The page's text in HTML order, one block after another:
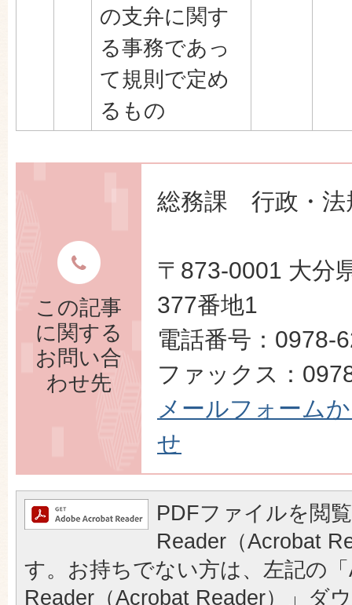
の支弁に関す
る事務であっ
て規則で定め
るもの
この記事
に関する
お問い合
わせ先
総務課 行政・法
〒873-0001 大分
377番地1
電話番号：0978-
ファックス：
メールフォーム
せ
PDFファイルを閲
Reader（Acrobat
す。お持ちでない方は、左記の
Reader（Acrobat Reader）」ダ